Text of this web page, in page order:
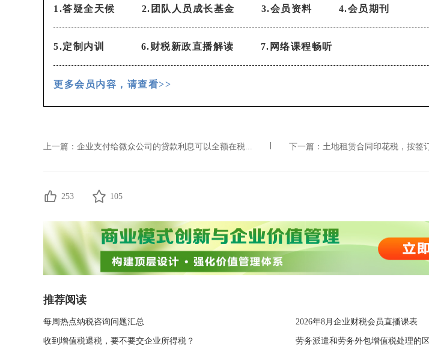
1.答疑全天候 2.团队人员成长基金 3.会员资料 4.会员期刊
5.定制内训 6.财税新政直播解读 7.网络课程畅听
更多会员内容，请查看>>
上一篇： 企业支付给微众公司的贷款利息可以全额在税... 下一篇： 土地租赁合同印花税，按签
253 105
推荐阅读
每周热点纳税咨询问题汇总 2026年8月企业财税会员直播课表
收到增值税退税，要不要交企业所得税？ 劳务派遣和劳务外包增值税处理的